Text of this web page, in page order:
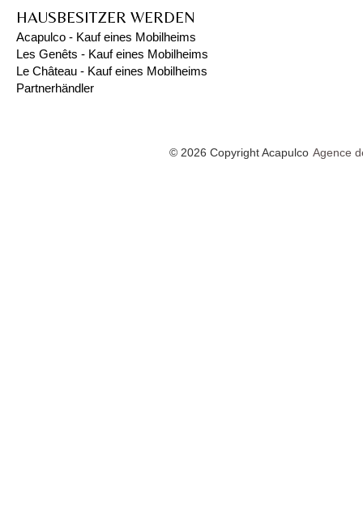
HAUSBESITZER WERDEN
Acapulco - Kauf eines Mobilheims
Les Genêts - Kauf eines Mobilheims
Le Château - Kauf eines Mobilheims
Partnerhändler
© 2026 Copyright Acapulco Agence